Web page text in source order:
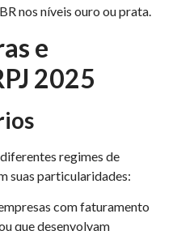
nos níveis ouro ou prata.
e
2025
regimes de
suas particularidades:​
com faturamento
que desenvolvam